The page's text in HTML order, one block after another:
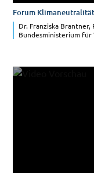
Forum
Dr. Franziska
Bundesministerium